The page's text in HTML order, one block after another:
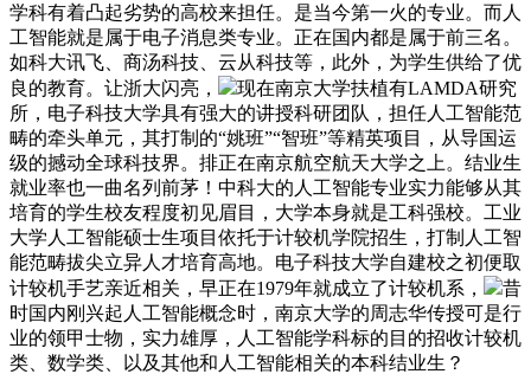
学科有着凸起劣势的高校来担任。是当今第一火的专业。而人
工智能就是属于电子消息类专业。正在国内都是属于前三名。
如科大讯飞、商汤科技、云从科技等，此外，为学生供给了优
良的教育。让浙大闪亮，
现在南京大学扶植有LAMDA研究
所，电子科技大学具有强大的讲授科研团队，担任人工智能范
畴的牵头单元，其打制的“姚班”“智班”等精英项目，从导国运
级的撼动全球科技界。排正在南京航空航天大学之上。结业生
就业率也一曲名列前茅！中科大的人工智能专业实力能够从其
培育的学生校友程度初见眉目，大学本身就是工科强校。工业
大学人工智能硕士生项目依托于计较机学院招生，打制人工智
能范畴拔尖立异人才培育高地。电子科技大学自建校之初便取
计较机手艺亲近相关，早正在1979年就成立了计较机系，
昔
时国内刚兴起人工智能概念时，南京大学的周志华传授可是行
业的领甲士物，实力雄厚，人工智能学科标的目的招收计较机
类、数学类、以及其他和人工智能相关的本科结业生？